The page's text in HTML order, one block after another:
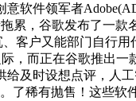
软件领军者
，谷歌发布了一款名
客户又能部门自行
，而正在谷歌推出
及时设想点评，人
了稀有抛售！这些